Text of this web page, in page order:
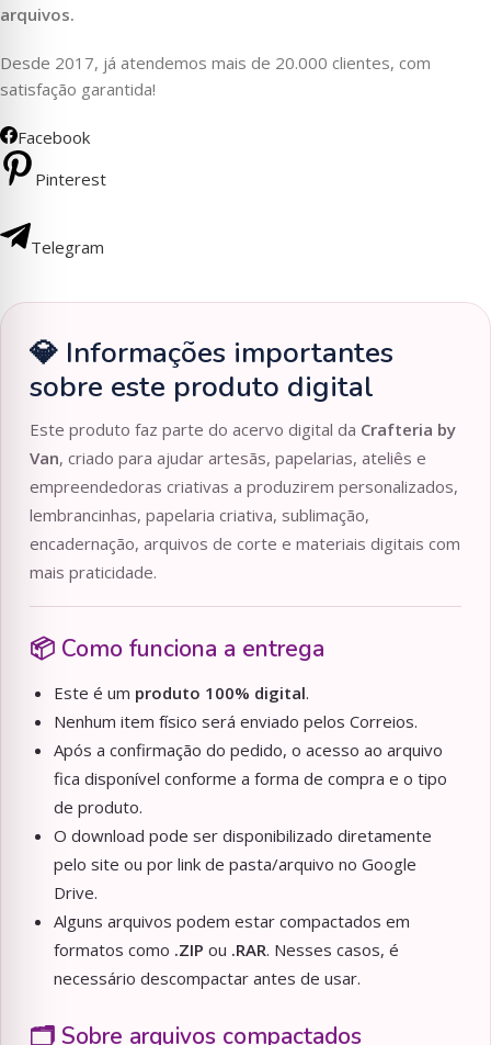
arquivos.
Desde 2017, já atendemos mais de 20.000 clientes, com
satisfação garantida!
Facebook
Pinterest
Telegram
💎 Informações importantes
sobre este produto digital
Este produto faz parte do acervo digital da Crafteria by
Van, criado para ajudar artesãs, papelarias, ateliês e
empreendedoras criativas a produzirem personalizados,
lembrancinhas, papelaria criativa, sublimação,
encadernação, arquivos de corte e materiais digitais com
mais praticidade.
📦 Como funciona a entrega
Este é um produto 100% digital.
Nenhum item físico será enviado pelos Correios.
Após a confirmação do pedido, o acesso ao arquivo
fica disponível conforme a forma de compra e o tipo
de produto.
O download pode ser disponibilizado diretamente
pelo site ou por link de pasta/arquivo no Google
Drive.
Alguns arquivos podem estar compactados em
formatos como .ZIP ou .RAR. Nesses casos, é
necessário descompactar antes de usar.
🗂️ Sobre arquivos compactados